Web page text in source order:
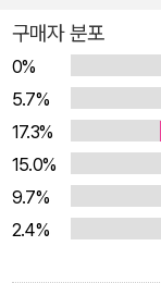
게 더 이상 ‘베스트
는 사실, 나아가 자
인간관계에서의 문
다. 짐짓 당황한 저
남자들 사이의 우정
어가나? “남자들의
과옥조처럼 받들어
평적 대화’의 자리
구매자 분포
0%
5.7%
17.3%
15.0%
9.7%
2.4%